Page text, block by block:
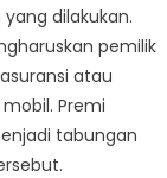
dilakukan.
pemilik
atau
Premi
tabungan